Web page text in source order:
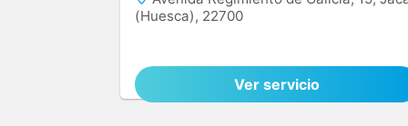
(Huesca), 22700
Ver servicio